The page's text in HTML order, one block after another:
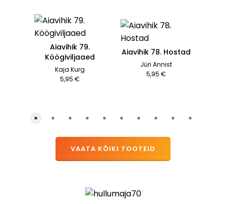
Aiavihik 79.
Köögiviljaaed
Kaja Kurg
5,95 €
Aiavihik 78. Hostad
Jüri Annist
5,95 €
VAATA KÕIKI TOOTEID